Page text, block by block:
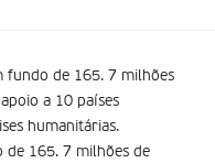
fundo de 165. 7 milhões
a 10 países
humanitárias.
de 165. 7 milhões de